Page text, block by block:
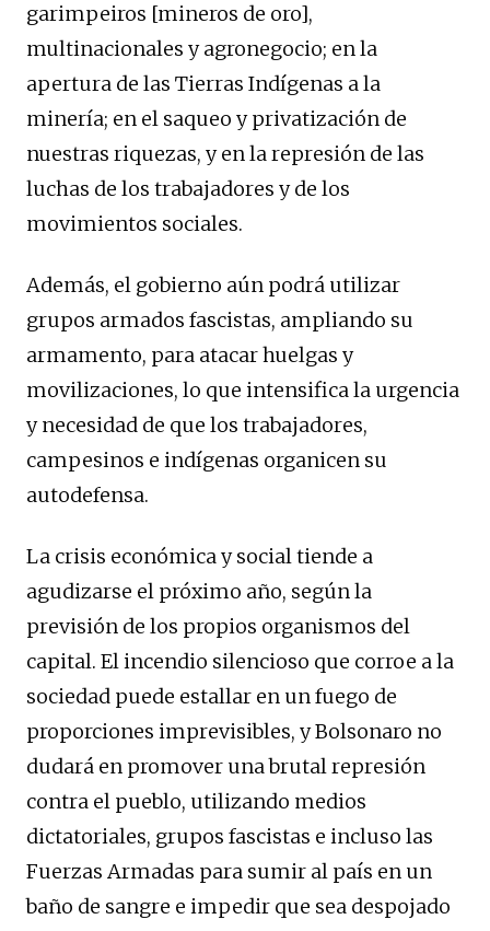
garimpeiros [mineros de oro],
multinacionales y agronegocio; en la
apertura de las Tierras Indígenas a la
minería; en el saqueo y privatización de
nuestras riquezas, y en la represión de las
luchas de los trabajadores y de los
movimientos sociales.
Además, el gobierno aún podrá utilizar
grupos armados fascistas, ampliando su
armamento, para atacar huelgas y
movilizaciones, lo que intensifica la urgencia
y necesidad de que los trabajadores,
campesinos e indígenas organicen su
autodefensa.
La crisis económica y social tiende a
agudizarse el próximo año, según la
previsión de los propios organismos del
capital. El incendio silencioso que corroe a la
sociedad puede estallar en un fuego de
proporciones imprevisibles, y Bolsonaro no
dudará en promover una brutal represión
contra el pueblo, utilizando medios
dictatoriales, grupos fascistas e incluso las
Fuerzas Armadas para sumir al país en un
baño de sangre e impedir que sea despojado